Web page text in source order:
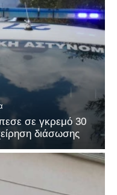
σε γκρεμό 30
διάσωσης